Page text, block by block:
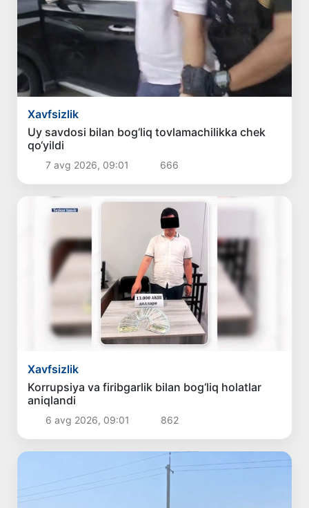
Xavfsizlik
Uy savdosi bilan bog‘liq tovlamachilikka chek
qo‘yildi
7 avg 2026, 09:01 666
Xavfsizlik
Korrupsiya va firibgarlik bilan bog‘liq holatlar
aniqlandi
6 avg 2026, 09:01 862